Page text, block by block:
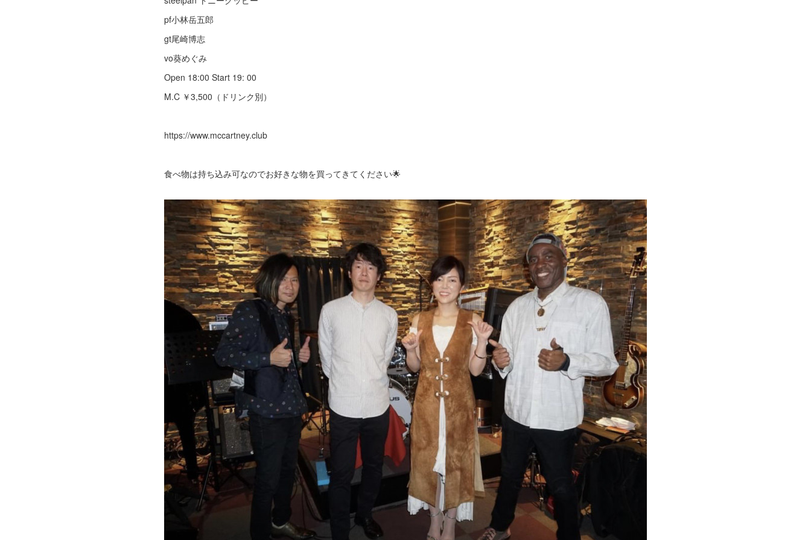
pf小林岳五郎
gt尾崎博志
vo葵めぐみ
Open 18:00 Start 19: 00
M.C ￥3,500（ドリンク別）
https://www.mccartney.club
食べ物は持ち込み可なのでお好きな物を買ってきてください🌟